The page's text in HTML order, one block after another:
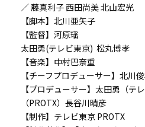
／ 藤真利子 西田尚美 北山宏光
【脚本】北川亜矢子
【監督】河原瑶
太田勇(テレビ東京) 松丸博孝
【音楽】中村巴奈重
【チーフプロデューサー】北川
【プロデューサー】太田勇（テ
（PROTX）長谷川晴彦
【制作】テレビ東京 PROTX